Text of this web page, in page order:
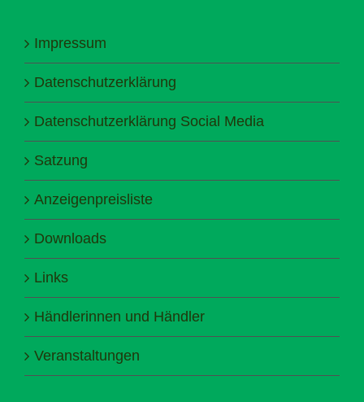
Impressum
Datenschutzerklärung
Datenschutzerklärung Social Media
Satzung
Anzeigenpreisliste
Downloads
Links
Händlerinnen und Händler
Veranstaltungen